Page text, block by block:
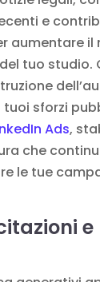
e
aumentare il
tuo studio.
sforzi
Ads,
che
le tue